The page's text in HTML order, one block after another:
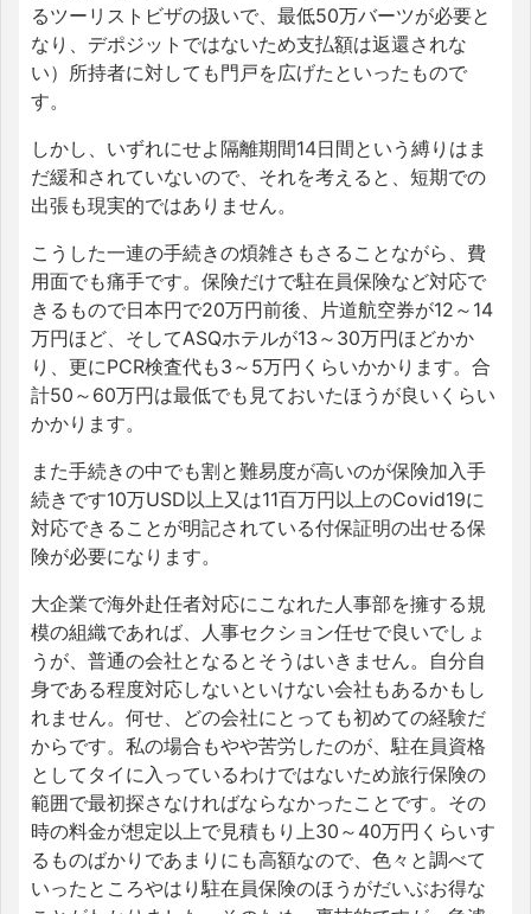
るツーリストビザの扱いで、最低50万バーツが必要と
なり、デポジットではないため支払額は返還されな
い）所持者に対しても門戸を広げたといったもので
す。
しかし、いずれにせよ隔離期間14日間という縛りはま
だ緩和されていないので、それを考えると、短期での
出張も現実的ではありません。
こうした一連の手続きの煩雑さもさることながら、費
用面でも痛手です。保険だけで駐在員保険など対応で
きるもので日本円で20万円前後、片道航空券が12～14
万円ほど、そしてASQホテルが13～30万円ほどかか
り、更にPCR検査代も3～5万円くらいかかります。合
計50～60万円は最低でも見ておいたほうが良いくらい
かかります。
また手続きの中でも割と難易度が高いのが保険加入手
続きです10万USD以上又は11百万円以上のCovid19に
対応できることが明記されている付保証明の出せる保
険が必要になります。
大企業で海外赴任者対応にこなれた人事部を擁する規
模の組織であれば、人事セクション任せで良いでしょ
うが、普通の会社となるとそうはいきません。自分自
身である程度対応しないといけない会社もあるかもし
れません。何せ、どの会社にとっても初めての経験だ
からです。私の場合もやや苦労したのが、駐在員資格
としてタイに入っているわけではないため旅行保険の
範囲で最初探さなければならなかったことです。その
時の料金が想定以上で見積もり上30～40万円くらいす
るものばかりであまりにも高額なので、色々と調べて
いったところやはり駐在員保険のほうがだいぶお得な